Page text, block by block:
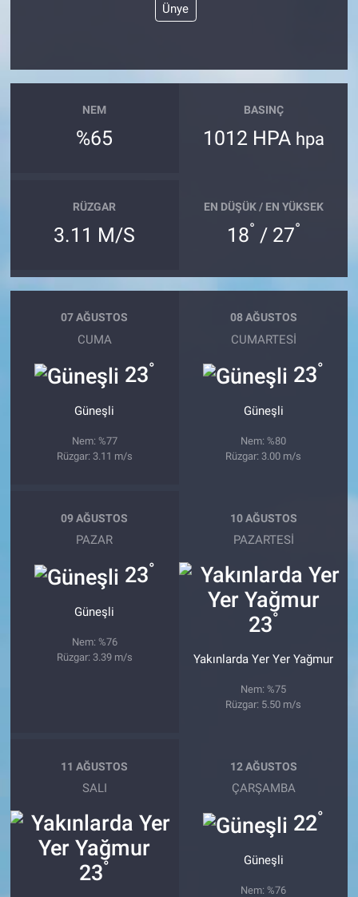
Ünye
NEM
%65
BASINÇ
1012 HPA hpa
RÜZGAR
3.11 M/S
EN DÜŞÜK / EN YÜKSEK
18° / 27°
07 AĞUSTOS
CUMA
23°
Güneşli
Nem: %77
Rüzgar: 3.11 m/s
08 AĞUSTOS
CUMARTESI
23°
Güneşli
Nem: %80
Rüzgar: 3.00 m/s
09 AĞUSTOS
PAZAR
23°
Güneşli
Nem: %76
Rüzgar: 3.39 m/s
10 AĞUSTOS
PAZARTESI
23°
Yakınlarda Yer Yer Yağmur
Nem: %75
Rüzgar: 5.50 m/s
11 AĞUSTOS
SALI
23°
12 AĞUSTOS
ÇARŞAMBA
22°
Güneşli
Nem: %76